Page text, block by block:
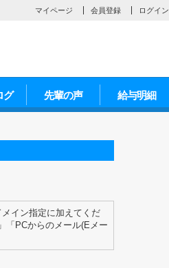
マイページ 会員登録 ログイン
グ 先輩の声 給与明細
メイン指定に加えてくだ
「PCからのメール(Eメー